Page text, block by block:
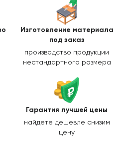
Изготовление материала
под заказ
производство продукции
нестандартного размера
Гарантия лучшей цены
найдете дешевле снизим
цену